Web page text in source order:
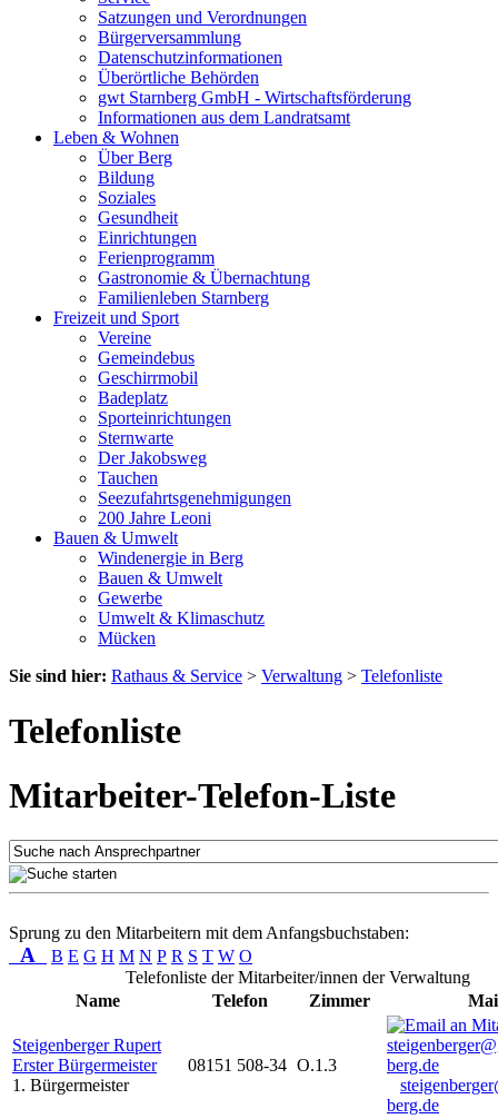
Satzungen und Verordnungen
Bürgerversammlung
Datenschutzinformationen
Überörtliche Behörden
gwt Starnberg GmbH - Wirtschaftsförderung
Informationen aus dem Landratsamt
Leben & Wohnen
Über Berg
Bildung
Soziales
Gesundheit
Einrichtungen
Ferienprogramm
Gastronomie & Übernachtung
Familienleben Starnberg
Freizeit und Sport
Vereine
Gemeindebus
Geschirrmobil
Badeplatz
Sporteinrichtungen
Sternwarte
Der Jakobsweg
Tauchen
Seezufahrtsgenehmigungen
200 Jahre Leoni
Bauen & Umwelt
Windenergie in Berg
Bauen & Umwelt
Gewerbe
Umwelt & Klimaschutz
Mücken
Sie sind hier: Rathaus & Service > Verwaltung > Telefonliste
Telefonliste
Mitarbeiter-Telefon-Liste
Sprung zu den Mitarbeitern mit dem Anfangsbuchstaben:
A B E G H M N P R S T W O
Telefonliste der Mitarbeiter/innen der Verwaltung
Name
Telefon Zimmer
Steigenberger Rupert
Erster Bürgermeister
1. Bürgermeister
08151 508-34 O.1.3
berg.de